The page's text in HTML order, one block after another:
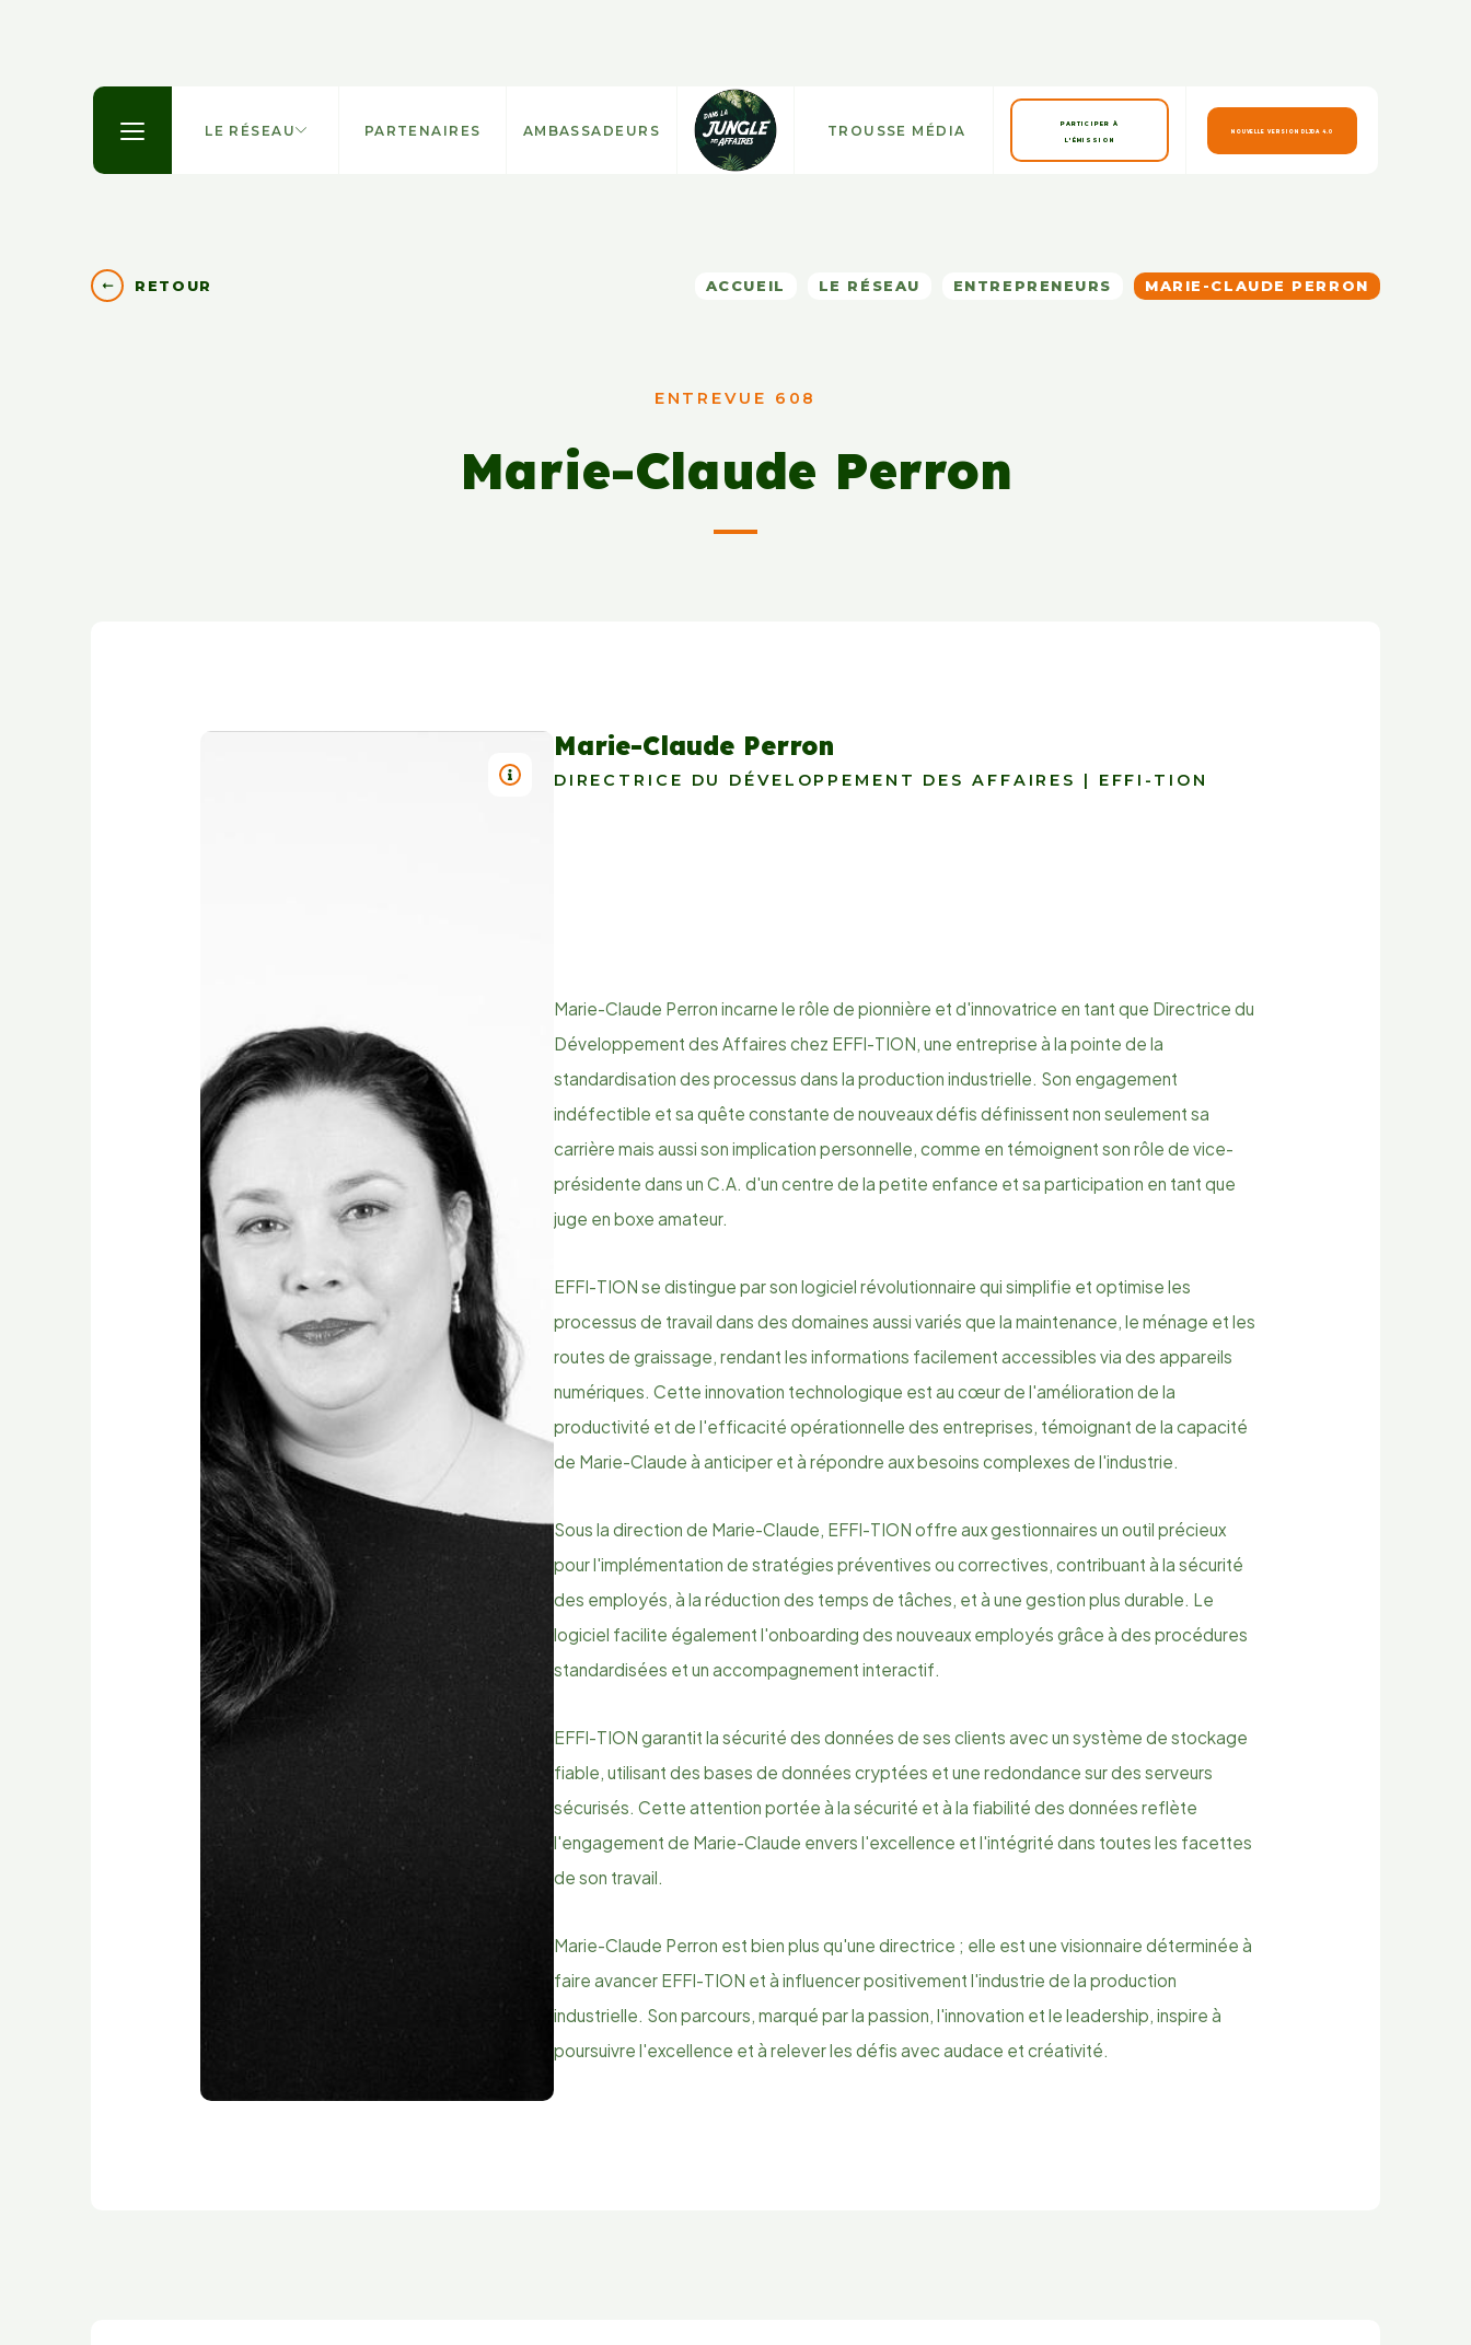
LE RÉSEAU PARTENAIRES AMBASSADEURS TROUSSE MÉDIA PARTICIPER À
L'ÉMISSION
NOUVELLE VERSION DLJDA 4.0
RETOUR ACCUEIL LE RÉSEAU ENTREPRENEURS MARIE-CLAUDE PERRON
ENTREVUE 608
Marie-Claude Perron
TITRE : MARIE-CLAUDE PERRON
Marie-Claude Perron
DIRECTRICE DU DÉVELOPPEMENT DES AFFAIRES | EFFI-TION
Marie-Claude Perron incarne le rôle de pionnière et d'innovatrice en tant que Directrice du
Développement des Affaires chez EFFI-TION, une entreprise à la pointe de la
standardisation des processus dans la production industrielle. Son engagement
indéfectible et sa quête constante de nouveaux défis définissent non seulement sa
carrière mais aussi son implication personnelle, comme en témoignent son rôle de vice-
présidente dans un C.A. d'un centre de la petite enfance et sa participation en tant que
juge en boxe amateur.
EFFI-TION se distingue par son logiciel révolutionnaire qui simplifie et optimise les
processus de travail dans des domaines aussi variés que la maintenance, le ménage et les
routes de graissage, rendant les informations facilement accessibles via des appareils
numériques. Cette innovation technologique est au cœur de l'amélioration de la
productivité et de l'efficacité opérationnelle des entreprises, témoignant de la capacité
de Marie-Claude à anticiper et à répondre aux besoins complexes de l'industrie.
Sous la direction de Marie-Claude, EFFI-TION offre aux gestionnaires un outil précieux
pour l'implémentation de stratégies préventives ou correctives, contribuant à la sécurité
des employés, à la réduction des temps de tâches, et à une gestion plus durable. Le
logiciel facilite également l'onboarding des nouveaux employés grâce à des procédures
standardisées et un accompagnement interactif.
EFFI-TION garantit la sécurité des données de ses clients avec un système de stockage
fiable, utilisant des bases de données cryptées et une redondance sur des serveurs
sécurisés. Cette attention portée à la sécurité et à la fiabilité des données reflète
l'engagement de Marie-Claude envers l'excellence et l'intégrité dans toutes les facettes
de son travail.
Marie-Claude Perron est bien plus qu'une directrice ; elle est une visionnaire déterminée à
faire avancer EFFI-TION et à influencer positivement l'industrie de la production
industrielle. Son parcours, marqué par la passion, l'innovation et le leadership, inspire à
poursuivre l'excellence et à relever les défis avec audace et créativité.